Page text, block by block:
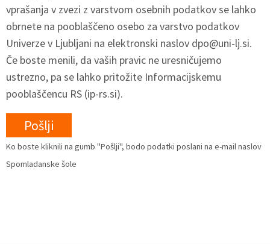
vprašanja v zvezi z varstvom osebnih podatkov se lahko
obrnete na pooblaščeno osebo za varstvo podatkov
Univerze v Ljubljani na elektronski naslov dpo@uni-lj.si.
Če boste menili, da vaših pravic ne uresničujemo
ustrezno, pa se lahko pritožite Informacijskemu
pooblaščencu RS (ip-rs.si).
Ko boste kliknili na gumb "Pošlji", bodo podatki poslani na e-mail naslov
Spomladanske šole